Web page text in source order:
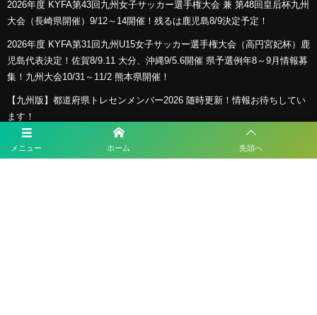
メニュー ホーム 先頭へ
2026年度 KYFA第43回九州女子サッカー選手権大会 兼 第48回皇后杯九州
大会（長崎県開催）9/12～14開催！残るは鹿児島8/9決定予定！
2026年度 KYFA第31回九州U15女子サッカー選手権大会（高円宮妃杯）鹿
児島代表決定！佐賀8/9.11 大分、沖縄9/5.6開催 県予選例年8～9月情報募
集！九州大会10/31～11/2 熊本県開催！
【九州版】都道府県トレセンメンバー2026 随時更新！情報お待ちしてい
ます！
【福岡県少年男子】参加選手掲載！2026年度国民スポーツ大会 第46回九